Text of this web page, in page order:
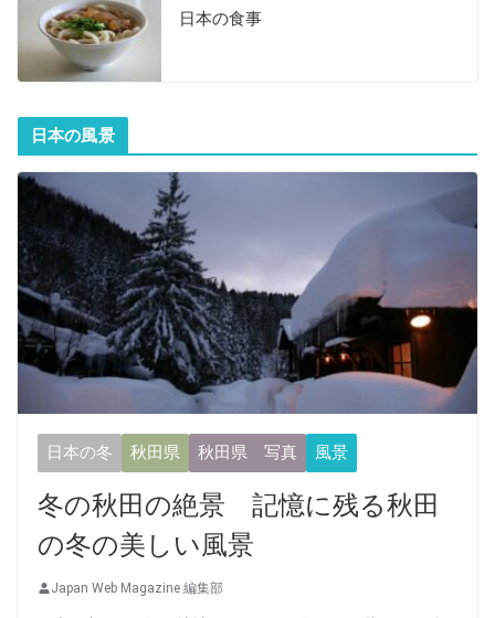
日本の食事
日本の風景
日本の冬 秋田県 秋田県 写真 風景
冬の秋田の絶景 記憶に残る秋田
の冬の美しい風景
Japan Web Magazine 編集部